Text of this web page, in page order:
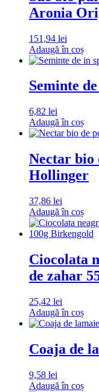
Aronia
151,94 lei
Adaugă în coș
Seminte
6,82 lei
Adaugă în coș
Nectar bio
Hollinger
37,86 lei
Adaugă în coș
Ciocolata
de zahar
25,42 lei
Adaugă în coș
Coaja de
9,58 lei
Adaugă în coș